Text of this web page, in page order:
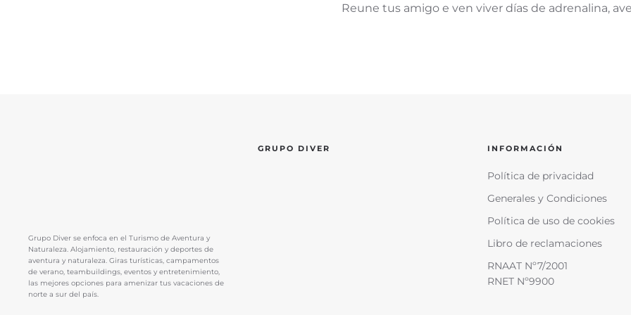
Reune tus amigo e ven viver días de adrenalina,
Grupo Diver se enfoca en el Turismo de Aventura y
Naturaleza. Alojamiento, restauración y deportes de
aventura y naturaleza. Giras turísticas, campamentos
de verano, teambuildings, eventos y entretenimiento,
las mejores opciones para amenizar tus vacaciones de
norte a sur del país.
GRUPO DIVER INFORMACIÓN
Política de privacidad
Generales y Condiciones
Política de uso de cookies
Libro de reclamaciones
RNAAT Nº7/2001
RNET Nº9900